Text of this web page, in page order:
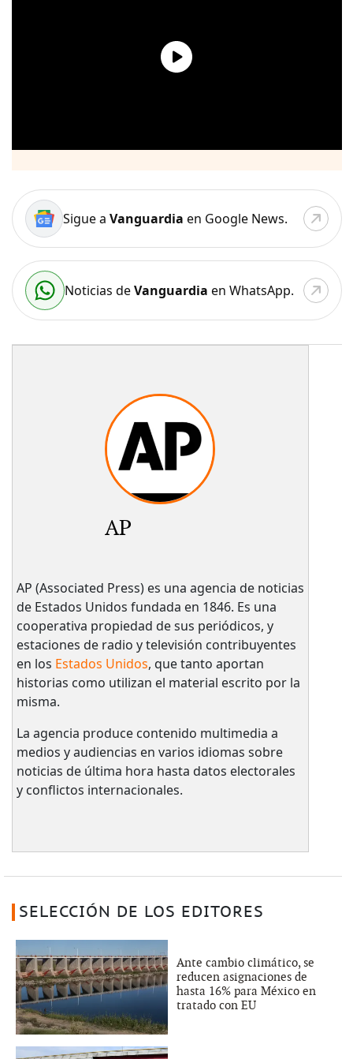
Sigue a Vanguardia en Google News.
Noticias deVanguardia en WhatsApp.
AP
AP (Associated Press) es una agencia de noticias
de Estados Unidos fundada en 1846. Es una
cooperativa propiedad de sus periódicos, y
estaciones de radio y televisión contribuyentes
en los Estados Unidos, que tanto aportan
historias como utilizan el material escrito por la
misma.
La agencia produce contenido multimedia a
medios y audiencias en varios idiomas sobre
noticias de última hora hasta datos electorales
y conflictos internacionales.
SELECCIÓN DE LOS EDITORES
Ante cambio climático, se
reducen asignaciones de
hasta 16% para México en
tratado con EU